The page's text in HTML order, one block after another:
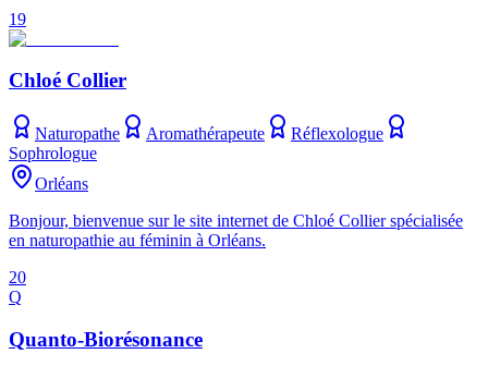
19
Chloé Collier
Naturopathe Aromathérapeute
Réflexologue
Sophrologue
Orléans
Bonjour, bienvenue sur le site internet de Chloé Collier spécialisée
en naturopathie au féminin à Orléans.
20
Q
Quanto-Biorésonance